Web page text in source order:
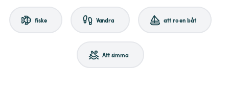
fiske Vandra att ro en båt
Att simma